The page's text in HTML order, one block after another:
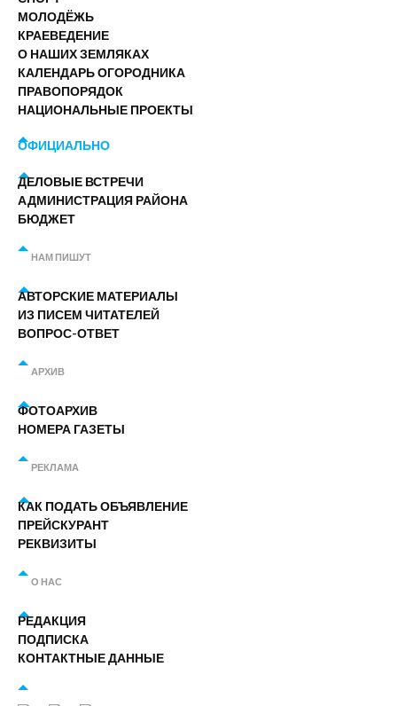
МОЛОДЁЖЬ
КРАЕВЕДЕНИЕ
О НАШИХ ЗЕМЛЯКАХ
КАЛЕНДАРЬ ОГОРОДНИКА
ПРАВОПОРЯДОК
НАЦИОНАЛЬНЫЕ ПРОЕКТЫ
ОФИЦИАЛЬНО
ДЕЛОВЫЕ ВСТРЕЧИ
АДМИНИСТРАЦИЯ РАЙОНА
БЮДЖЕТ
НАМ ПИШУТ
АВТОРСКИЕ МАТЕРИАЛЫ
ИЗ ПИСЕМ ЧИТАТЕЛЕЙ
ВОПРОС-ОТВЕТ
АРХИВ
ФОТОАРХИВ
НОМЕРА ГАЗЕТЫ
РЕКЛАМА
КАК ПОДАТЬ ОБЪЯВЛЕНИЕ
ПРЕЙСКУРАНТ
РЕКВИЗИТЫ
О НАС
РЕДАКЦИЯ
ПОДПИСКА
КОНТАКТНЫЕ ДАННЫЕ